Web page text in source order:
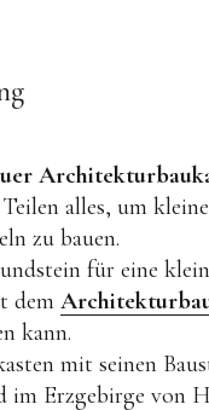
ROOF | Bastel-
Sonnenbrillen für
Telmas Botanica |
| Duftkerzen
TILDA Puppen
alles, um
zu bauen.
für eine
dem
kann.
mit seinen
im Erzgebirge von